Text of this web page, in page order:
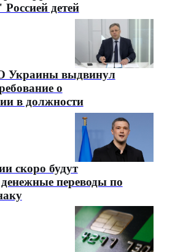
детей
Украины выдвинул
о
в должности
скоро будут
переводы по